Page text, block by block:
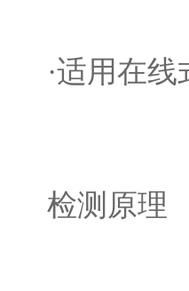
·适用在
检测原理